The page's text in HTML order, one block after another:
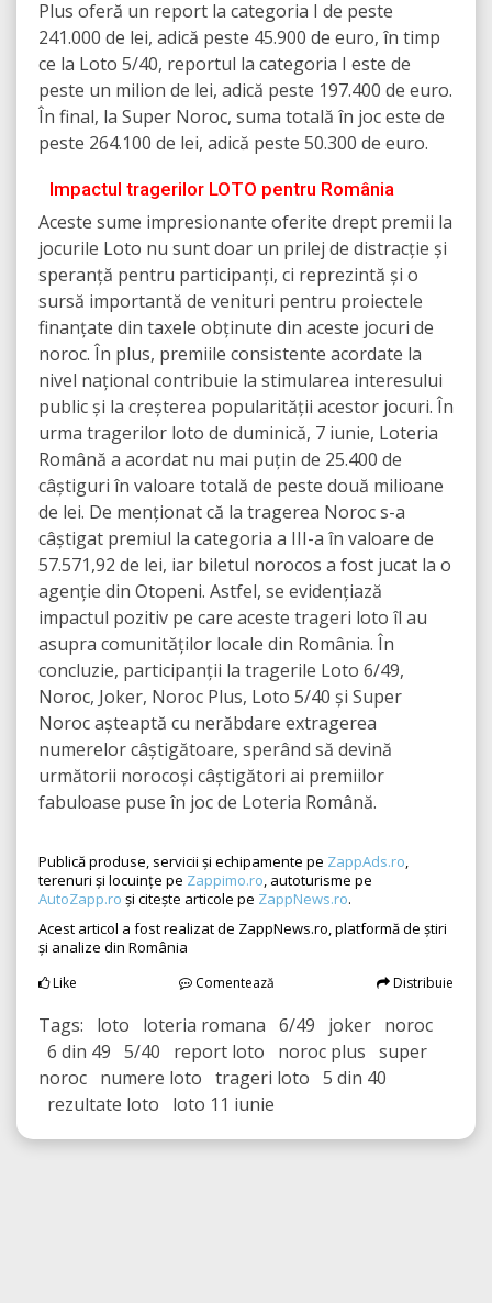
Plus oferă un report la categoria I de peste
241.000 de lei, adică peste 45.900 de euro, în timp
ce la Loto 5/40, reportul la categoria I este de
peste un milion de lei, adică peste 197.400 de euro.
În final, la Super Noroc, suma totală în joc este de
peste 264.100 de lei, adică peste 50.300 de euro.
Impactul tragerilor LOTO pentru România
Aceste sume impresionante oferite drept premii la
jocurile Loto nu sunt doar un prilej de distracție și
speranță pentru participanți, ci reprezintă și o
sursă importantă de venituri pentru proiectele
finanțate din taxele obținute din aceste jocuri de
noroc. În plus, premiile consistente acordate la
nivel național contribuie la stimularea interesului
public și la creșterea popularității acestor jocuri. În
urma tragerilor loto de duminică, 7 iunie, Loteria
Română a acordat nu mai puțin de 25.400 de
câștiguri în valoare totală de peste două milioane
de lei. De menționat că la tragerea Noroc s-a
câștigat premiul la categoria a III-a în valoare de
57.571,92 de lei, iar biletul norocos a fost jucat la o
agenție din Otopeni. Astfel, se evidențiază
impactul pozitiv pe care aceste trageri loto îl au
asupra comunităților locale din România. În
concluzie, participanții la tragerile Loto 6/49,
Noroc, Joker, Noroc Plus, Loto 5/40 și Super
Noroc așteaptă cu nerăbdare extragerea
numerelor câștigătoare, sperând să devină
următorii norocoși câștigători ai premiilor
fabuloase puse în joc de Loteria Română.
Publică produse, servicii și echipamente pe ZappAds.ro,
terenuri și locuințe pe Zappimo.ro, autoturisme pe
AutoZapp.ro și citește articole pe ZappNews.ro.
Acest articol a fost realizat de ZappNews.ro, platformă de știri
și analize din România
Like Comentează Distribuie
Tags: loto loteria romana 6/49 joker noroc
6 din 49 5/40 report loto noroc plus super
noroc numere loto trageri loto 5 din 40
rezultate loto loto 11 iunie